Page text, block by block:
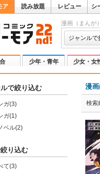
ア 読み放題 レビュー シ
漫画（まんが
ジャンルで
少年・青年 少女・女
で絞り込む
ガ(3)
ガ(1)
ベル(2)
り込む
て(3)
漫
検索